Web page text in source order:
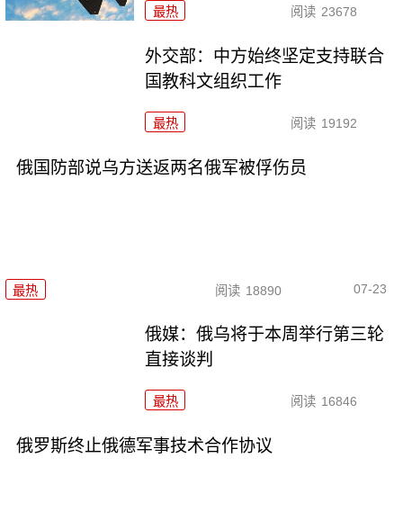
最热 阅读 23678
外交部：中方始终坚定支持联合
国教科文组织工作
最热 阅读 19192
俄国防部说乌方送返两名俄军被俘伤员
最热 阅读 18890 07-23
俄媒：俄乌将于本周举行第三轮
直接谈判
最热 阅读 16846
俄罗斯终止俄德军事技术合作协议